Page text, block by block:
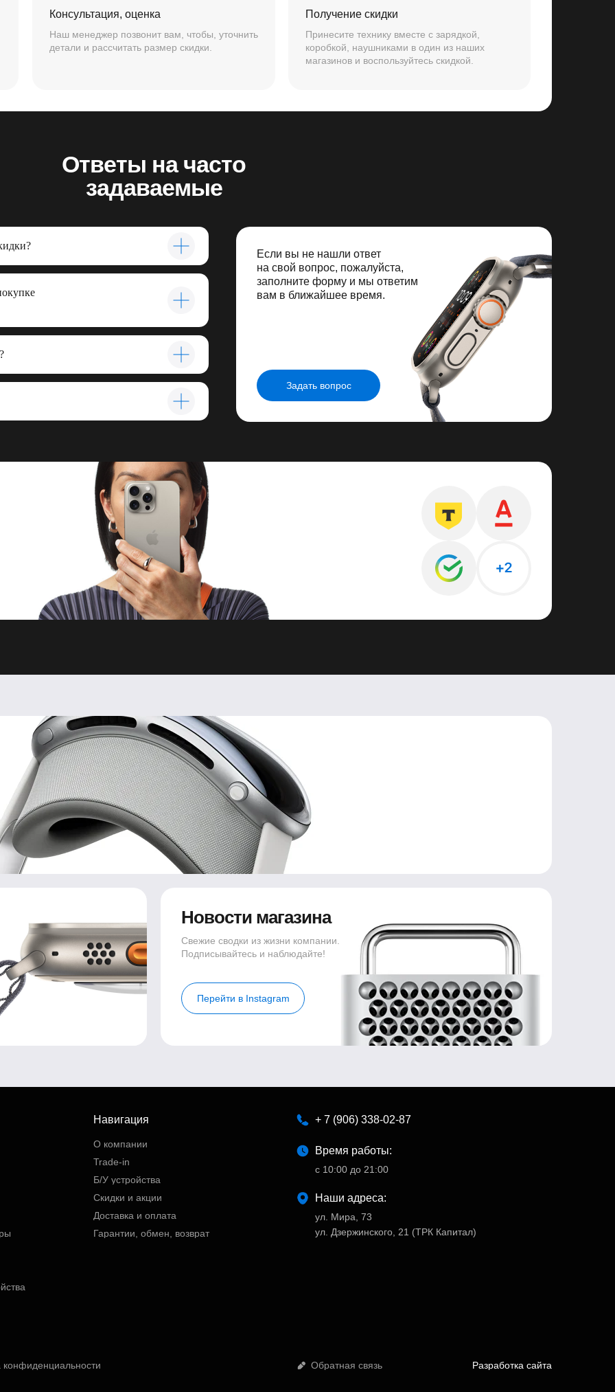
Наш менеджер позвонит вам, чтобы, уточнить
детали и рассчитать размер скидки.
Консультация, оценка
Принесите технику вместе с зарядкой,
коробкой, наушниками в один из наших
магазинов и воспользуйтесь скидкой.
Получение скидки
Ответы на часто
задаваемые
Задать вопрос
Если вы не нашли ответ
на свой вопрос, пожалуйста,
заполните форму и мы ответим
вам в ближайшее время.
Перейти в Instagram
Свежие сводки из жизни компании.
Подписывайтесь и наблюдайте!
Новости магазина
Разработка сайта
Обратная связь
конфиденциальности
ул. Дзержинского, 21 (ТРК Капитал)
ул. Мира, 73
Наши адреса:
с 10:00 до 21:00
Время работы:
+ 7 (906) 338-02-87
Гарантии, обмен, возврат
Доставка и оплата
Скидки и акции
Б/У устройства
Trade-in
О компании
Навигация